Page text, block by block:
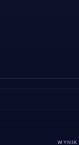
WYNIK